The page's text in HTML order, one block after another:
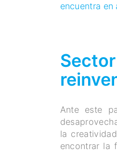
encuentra en
Ante este
la
encontrar la